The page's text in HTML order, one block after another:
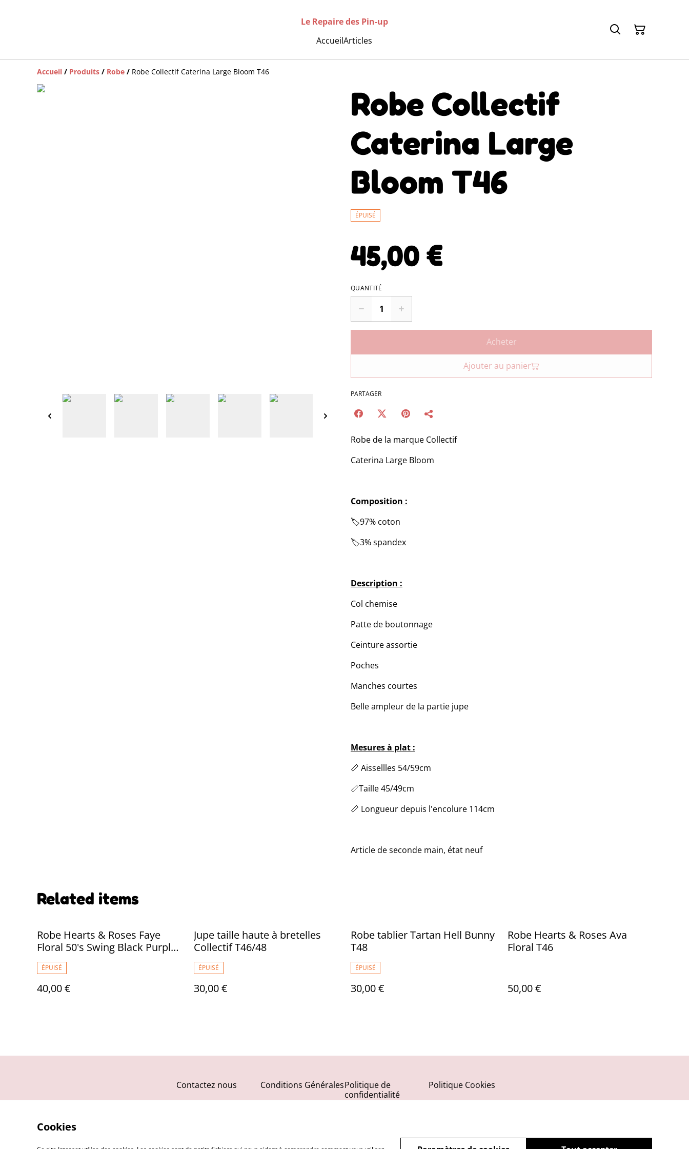
Le Repaire des Pin-up
AccueilArticles
Accueil / Produits / Robe / Robe Collectif Caterina Large Bloom T46
Robe Collectif
Caterina Large
Bloom T46
ÉPUISÉ
45,00 €
QUANTITÉ
Acheter
Ajouter au panier
PARTAGER
Robe de la marque Collectif
Caterina Large Bloom
Composition :
🏷️97% coton
🏷️3% spandex
Description :
Col chemise
Patte de boutonnage
Ceinture assortie
Poches
Manches courtes
Belle ampleur de la partie jupe
Mesures à plat :
📏 Aissellles 54/59cm
📏Taille 45/49cm
📏 Longueur depuis l'encolure 114cm
Article de seconde main, état neuf
Related items
Robe Hearts & Roses Faye
Floral 50's Swing Black Purple
T44
ÉPUISÉ
40,00 €
Jupe taille haute à bretelles
Collectif T46/48
ÉPUISÉ
30,00 €
Robe tablier Tartan Hell Bunny
T48
ÉPUISÉ
30,00 €
Robe Hearts & Roses Ava
Floral T46
50,00 €
Contactez nous Conditions GénéralesPolitique de
confidentialité
Politique Cookies
Cookies